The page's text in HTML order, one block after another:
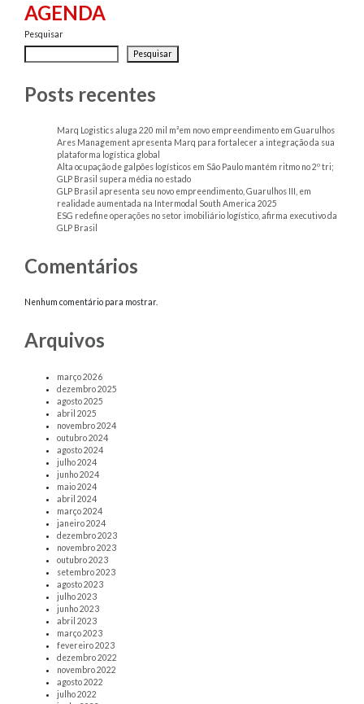
AGENDA
Pesquisar
Pesquisar
Posts recentes
Marq Logistics aluga 220 mil m²em novo empreendimento em Guarulhos
Ares Management apresenta Marq para fortalecer a integração da sua
plataforma logística global
Alta ocupação de galpões logísticos em São Paulo mantém ritmo no 2º tri;
GLP Brasil supera média no estado
GLP Brasil apresenta seu novo empreendimento, Guarulhos III, em
realidade aumentada na Intermodal South America 2025
ESG redefine operações no setor imobiliário logístico, afirma executivo da
GLP Brasil
Comentários
Nenhum comentário para mostrar.
Arquivos
março 2026
dezembro 2025
agosto 2025
abril 2025
novembro 2024
outubro 2024
agosto 2024
julho 2024
junho 2024
maio 2024
abril 2024
março 2024
janeiro 2024
dezembro 2023
novembro 2023
outubro 2023
setembro 2023
agosto 2023
julho 2023
junho 2023
abril 2023
março 2023
fevereiro 2023
dezembro 2022
novembro 2022
agosto 2022
julho 2022